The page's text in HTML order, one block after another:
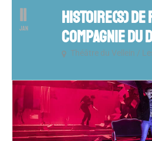
11
JAN
HISTOIRE(S) DE
COMPAGNIE DU
Théâtre du Vellein /